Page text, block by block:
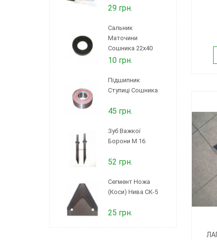
29 грн.
Сальник
Маточини
Сошника 22х40
10 грн.
Підшипник
Ступиці Сошника
45 грн.
Зуб Важкої
Борони М 16
52 грн.
Сегмент Ножа
(коси) Нива СК-5
25 грн.